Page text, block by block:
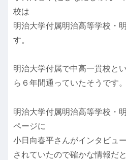
校は
明治大学付属明治高等学校・
す。
明治大学付属で中高一貫校と
ら６年間通っていたそうです。
明治大学付属明治高等学校・
ページに
小日向春平さんがインタビュ
されていたので確かな情報だ